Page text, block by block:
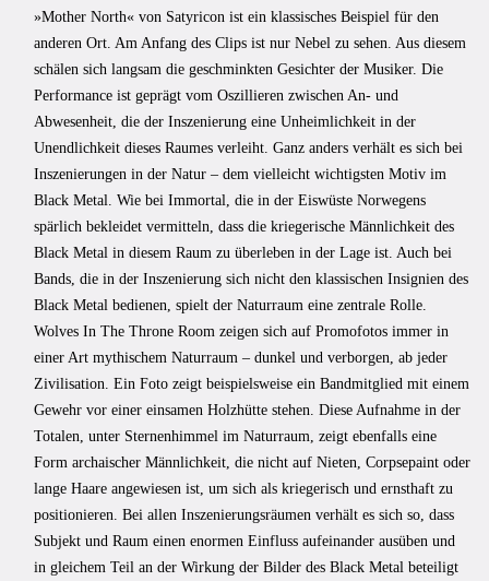
»Mother North« von Satyricon ist ein klassisches Beispiel für den
anderen Ort. Am Anfang des Clips ist nur Nebel zu sehen. Aus diesem
schälen sich langsam die geschminkten Gesichter der Musiker. Die
Performance ist geprägt vom Oszillieren zwischen An- und
Abwesenheit, die der Inszenierung eine Unheimlichkeit in der
Unendlichkeit dieses Raumes verleiht. Ganz anders verhält es sich bei
Inszenierungen in der Natur – dem vielleicht wichtigsten Motiv im
Black Metal. Wie bei Immortal, die in der Eiswüste Norwegens
spärlich bekleidet vermitteln, dass die kriegerische Männlichkeit des
Black Metal in diesem Raum zu überleben in der Lage ist. Auch bei
Bands, die in der Inszenierung sich nicht den klassischen Insignien des
Black Metal bedienen, spielt der Naturraum eine zentrale Rolle.
Wolves In The Throne Room zeigen sich auf Promofotos immer in
einer Art mythischem Naturraum – dunkel und verborgen, ab jeder
Zivilisation. Ein Foto zeigt beispielsweise ein Bandmitglied mit einem
Gewehr vor einer einsamen Holzhütte stehen. Diese Aufnahme in der
Totalen, unter Sternenhimmel im Naturraum, zeigt ebenfalls eine
Form archaischer Männlichkeit, die nicht auf Nieten, Corpsepaint oder
lange Haare angewiesen ist, um sich als kriegerisch und ernsthaft zu
positionieren. Bei allen Inszenierungsräumen verhält es sich so, dass
Subjekt und Raum einen enormen Einfluss aufeinander ausüben und
in gleichem Teil an der Wirkung der Bilder des Black Metal beteiligt